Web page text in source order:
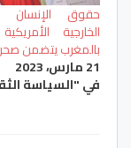
حقوق الإنسان
الخارجية
بالمغرب يتضمن
21 مارس، 2023
في "السياسة